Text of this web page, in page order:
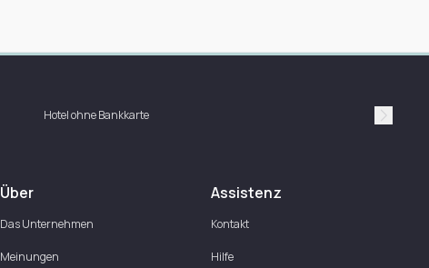
Hotel ohne Bankkarte
Über
Das Unternehmen
Meinungen
Assistenz
Kontakt
Hilfe